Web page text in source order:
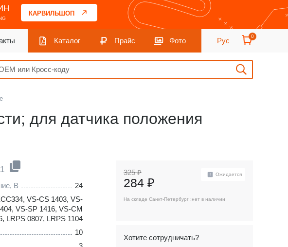
КАРВИЛЬШОП
Каталог Прайс Фото Рус
0
для датчика положения
В
24
, VS-CS 1403, VS-
, VS-SP 1416, VS-CM
, LRPS 0807, LRPS 1104
10
325 ₽
284 ₽
Ожидается
На складе Санкт-Петербург :нет в наличии
Хотите сотрудничать?